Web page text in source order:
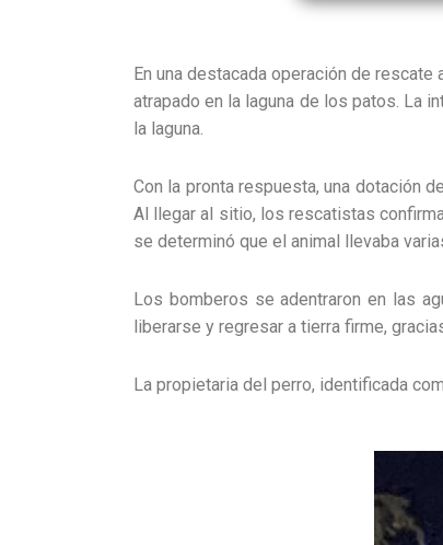
En una destacada operación de
atrapado en la laguna de los patos. La
la laguna.
Con la pronta respuesta, una dotación
Al llegar al sitio, los rescatistas
se determinó que el animal llevaba
Los bomberos se adentraron en las
liberarse y regresar a tierra firme,
La propietaria del perro, identificada